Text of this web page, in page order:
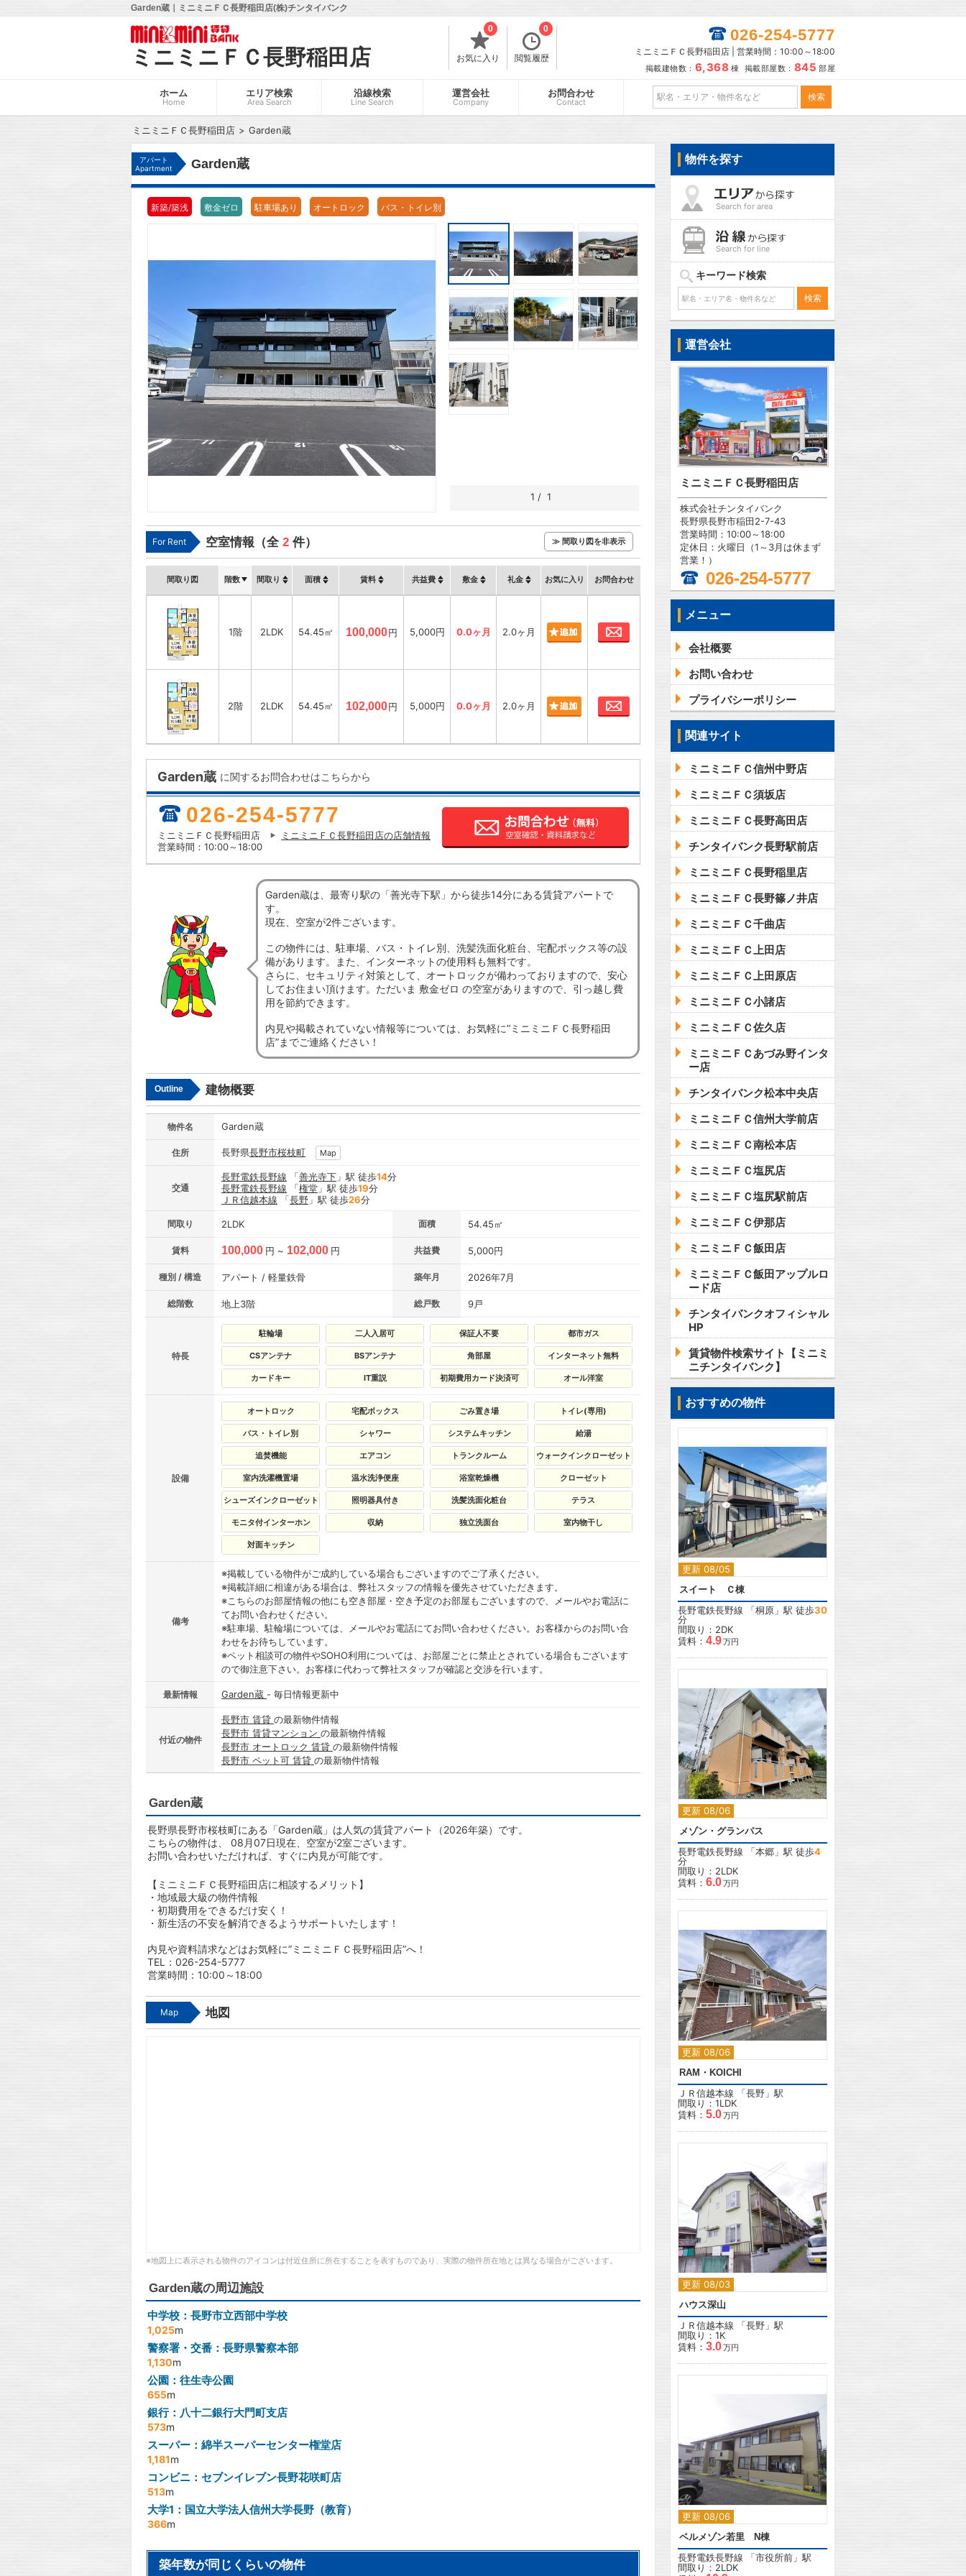
Garden蔵｜ミニミニＦＣ長野稲田店(株)チンタイバンク
ミニミニＦＣ長野稲田店 お気に入り
0
閲覧履歴
0 026-254-5777
ミニミニＦＣ長野稲田店 | 営業時間：10:00～18:00
掲載建物数： 6,368 棟 掲載部屋数： 845 部屋
ホーム
Home
エリア検索
Area Search
沿線検索
Line Search
運営会社
Company
お問合わせ
Contact
ミニミニＦＣ長野稲田店 Garden蔵
アパート
Apartment
Garden蔵
新築/築浅 敷金ゼロ 駐車場あり オートロック バス・トイレ別
1 / 1
For Rent 空室情報（全 2 件） ≫ 間取り図を非表示
間取り図 階数 間取り 面積 賃料 共益費 敷金 礼金 お気に入り お問合わせ
1階 2LDK 54.45㎡ 100,000円 5,000円 0.0ヶ月 2.0ヶ月
2階 2LDK 54.45㎡ 102,000円 5,000円 0.0ヶ月 2.0ヶ月 お問合わせ
Garden蔵 に関するお問合わせはこちらから
026-254-5777
ミニミニＦＣ長野稲田店
ミニミニＦＣ長野稲田店の店舗情報
営業時間：10:00～18:00
Garden蔵は、最寄り駅の「善光寺下駅」から徒歩14分にある賃貸アパートで
す。
現在、空室が2件ございます。
この物件には、駐車場、バス・トイレ別、洗髪洗面化粧台、宅配ボックス等の設
備があります。また、インターネットの使用料も無料です。
さらに、セキュリティ対策として、オートロックが備わっておりますので、安心
してお住まい頂けます。ただいま 敷金ゼロ の空室がありますので、引っ越し費
用を節約できます。
内見や掲載されていない情報等については、お気軽に”ミニミニＦＣ長野稲田
店”までご連絡ください！
Outline 建物概要
物件名 Garden蔵
住所 長野県長野市桜枝町 Map
交通
長野電鉄長野線 「善光寺下 」駅 徒歩14分
長野電鉄長野線 「権堂 」駅 徒歩19分
ＪＲ信越本線 「長野 」駅 徒歩26分
間取り 2LDK 面積 54.45㎡
賃料 100,000 円 ~ 102,000 円 共益費 5,000円
種別 / 構造 アパート / 軽量鉄骨 築年月 2026年7月
総階数 地上3階 総戸数 9戸
特長
駐輪場 二人入居可 保証人不要 都市ガス
CSアンテナ BSアンテナ 角部屋 インターネット無料
カードキー IT重説 初期費用カード決済可 オール洋室
設備
オートロック 宅配ボックス ごみ置き場 トイレ(専用)
バス・トイレ別 シャワー システムキッチン 給湯
追焚機能 エアコン トランクルーム ウォークインクローゼット
室内洗濯機置場 温水洗浄便座 浴室乾燥機 クローゼット
シューズインクローゼット 照明器具付き 洗髪洗面化粧台 テラス
モニタ付インターホン 収納 独立洗面台 室内物干し
対面キッチン
備考
※掲載している物件がご成約している場合もございますのでご了承ください。
※掲載詳細に相違がある場合は、弊社スタッフの情報を優先させていただきます。
※こちらのお部屋情報の他にも空き部屋・空き予定のお部屋もございますので、メールやお電話に
てお問い合わせください。
※駐車場、駐輪場については、メールやお電話にてお問い合わせください。お客様からのお問い合
わせをお待ちしています。
※ペット相談可の物件やSOHO利用については、お部屋ごとに禁止とされている場合もございます
ので御注意下さい。お客様に代わって弊社スタッフが確認と交渉を行います。
最新情報 Garden蔵 - 毎日情報更新中
付近の物件
長野市 賃貸 の最新物件情報
長野市 賃貸マンション の最新物件情報
長野市 オートロック 賃貸 の最新物件情報
長野市 ペット可 賃貸 の最新物件情報
Garden蔵
長野県長野市桜枝町にある「Garden蔵」は人気の賃貸アパート（2026年築）です。
こちらの物件は、 08月07日現在、空室が2室ございます。
お問い合わせいただければ、すぐに内見が可能です。
【ミニミニＦＣ長野稲田店に相談するメリット】
・地域最大級の物件情報
・初期費用をできるだけ安く！
・新生活の不安を解消できるようサポートいたします！
内見や資料請求などはお気軽に”ミニミニＦＣ長野稲田店”へ！
TEL：026-254-5777
営業時間：10:00～18:00
Map 地図
※地図上に表示される物件のアイコンは付近住所に所在することを表すものであり、実際の物件所在地とは異なる場合がございます。
Garden蔵の周辺施設
中学校：長野市立西部中学校
1,025m
警察署・交番：長野県警察本部
1,130m
公園：往生寺公園
655m
銀行：八十二銀行大門町支店
573m
スーパー：綿半スーパーセンター権堂店
1,181m
コンビニ：セブンイレブン長野花咲町店
513m
大学1：国立大学法人信州大学長野（教育）
366m
築年数が同じくらいの物件
物件を探す
Search for area
Search for line
キーワード検索
運営会社
ミニミニＦＣ長野稲田店
株式会社チンタイバンク
長野県長野市稲田2-7-43
営業時間：10:00～18:00
定休日：火曜日（1～3月は休まず
営業！）
026-254-5777
メニュー
会社概要
お問い合わせ
プライバシーポリシー
関連サイト
ミニミニＦＣ信州中野店
ミニミニＦＣ須坂店
ミニミニＦＣ長野高田店
チンタイバンク長野駅前店
ミニミニＦＣ長野稲里店
ミニミニＦＣ長野篠ノ井店
ミニミニＦＣ千曲店
ミニミニＦＣ上田店
ミニミニＦＣ上田原店
ミニミニＦＣ小諸店
ミニミニＦＣ佐久店
ミニミニＦＣあづみ野インタ
ー店
チンタイバンク松本中央店
ミニミニＦＣ信州大学前店
ミニミニＦＣ南松本店
ミニミニＦＣ塩尻店
ミニミニＦＣ塩尻駅前店
ミニミニＦＣ伊那店
ミニミニＦＣ飯田店
ミニミニＦＣ飯田アップルロ
ード店
チンタイバンクオフィシャル
HP
賃貸物件検索サイト【ミニミ
ニチンタイバンク】
おすすめの物件
更新 08/05
スイート Ｃ棟
長野電鉄長野線 「桐原 」駅 徒歩30
分
間取り：2DK
賃料： 4.9万円
更新 08/06
メゾン・グランパス
長野電鉄長野線 「本郷 」駅 徒歩4
分
間取り：2LDK
賃料： 6.0万円
更新 08/06
2
RAM・KOICHI
ＪＲ信越本線 「長野 」駅
間取り：1LDK
賃料： 5.0万円
更新 08/03
ハウス深山
ＪＲ信越本線 「長野 」駅
間取り：1K
賃料： 3.0万円
更新 08/06
ベルメゾン若里 N棟
長野電鉄長野線 「市役所前 」駅
間取り：2LDK